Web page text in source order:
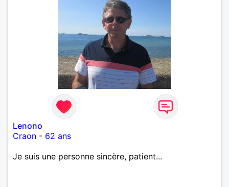
Lenono
Craon - 62 ans
Je suis une personne sincère, patient...